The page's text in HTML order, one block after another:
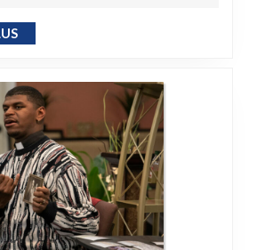
EN SAVOIR PLUS